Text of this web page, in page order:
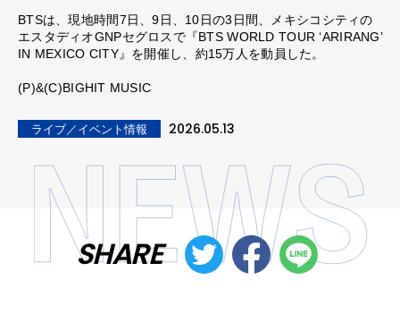
BTSは、現地時間7日、9日、10日の3日間、メキシコシティの
エスタディオGNPセグロスで『BTS WORLD TOUR ‘ARIRANG’
IN MEXICO CITY』を開催し、約15万人を動員した。
(P)&(C)BIGHIT MUSIC
ライブ／イベント情報 2026.05.13
SHARE